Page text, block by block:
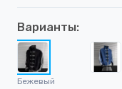
Варианты:
Бежевый